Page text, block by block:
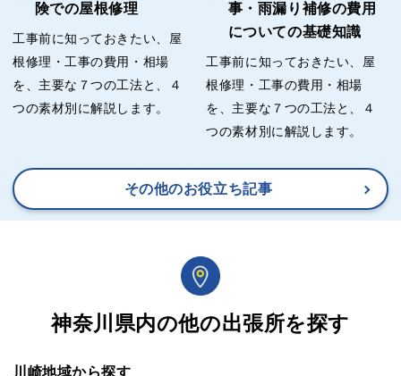
険での屋根修理
工事前に知っておきたい、屋
根修理・工事の費用・相場
を、主要な７つの工法と、４
つの素材別に解説します。
事・雨漏り補修の費用
についての基礎知識
工事前に知っておきたい、屋
根修理・工事の費用・相場
を、主要な７つの工法と、４
つの素材別に解説します。
その他のお役立ち記事
神奈川県内の他の出張所を探す
川崎地域から探す